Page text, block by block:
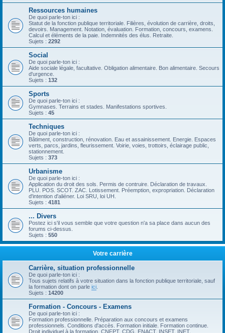
Ressources humaines
De quoi parle-ton ici :
Statut de la fonction publique territoriale. Filières, évolution de carrière, droits,
devoirs. Management. Notation, évaluation. Formation, concours, examens.
Calcul et éléments de la paie. Indemnités des élus. Retraite.
Sujets : 2292
Social
De quoi parle-ton ici :
Aide sociale légale, facultative. Obligation alimentaire. Bon alimentaire. Secours
d'urgence.
Sujets : 132
Sports
De quoi parle-ton ici :
Gymnases. Terrains et stades. Manifestations sportives.
Sujets : 45
Techniques
De quoi parle-ton ici :
Bâtiment, construction, rénovation. Eau et assainissement. Energie. Espaces
verts, parcs, jardins, fleurissement. Voirie, voies, trottoirs, éclairage public,
stationnement.
Sujets : 373
Urbanisme
De quoi parle-ton ici :
Application du droit des sols. Permis de contruire. Déclaration de travaux.
PLU. POS. SCOT. ZAC. Lotissement. Préemption, expropriation. Déclaration
d'intention d'aliéner. Loi SRU, loi UH.
Sujets : 4181
... Divers
Postez ici s'il vous semble que votre question n'a sa place dans aucun des
forums ci-dessus.
Sujets : 550
Votre carrière
Carrière, situation professionnelle
De quoi parle-ton ici :
Tous sujets relatifs à votre situation dans la fonction publique territoriale, sauf
la formation dont on parle ici
Sujets : 14200
Formation - Concours - Examens
De quoi parle-ton ici :
Formation professionnelle. Préparation aux concours et examens
professionnels. Conditions d'accès. Formation initiale. Formation continue.
Droit individuel à la formation. CNFPT. CDG. ENACT. INSET. INET.